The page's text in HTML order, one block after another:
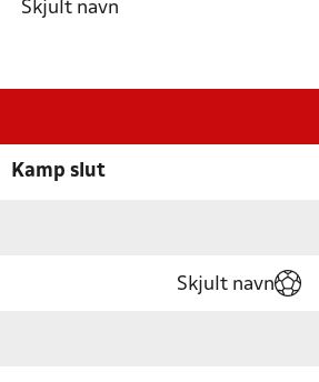
Skjult navn
Kamp slut
Skjult navn